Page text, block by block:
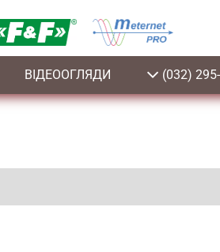
ВІДЕООГЛЯДИ (032)